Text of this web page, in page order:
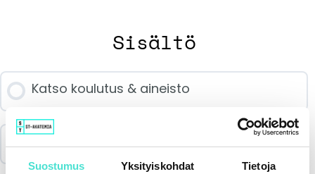
Suostumus Yksityiskohdat Tietoja
Sisältö
Katso koulutus & aineisto